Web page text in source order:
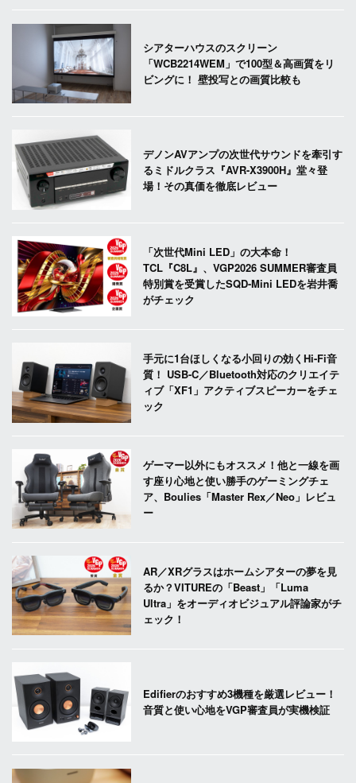
シアターハウスのスクリーン
「WCB2214WEM」で100型＆高画質をリ
ビングに！ 壁投写との画質比較も
デノンAVアンプの次世代サウンドを牽引す
るミドルクラス『AVR-X3900H』堂々登
場！その真価を徹底レビュー
「次世代Mini LED」の大本命！
TCL『C8L』、VGP2026 SUMMER審査員
特別賞を受賞したSQD-Mini LEDを岩井喬
がチェック
手元に1台ほしくなる小回りの効くHi-Fi音
質！ USB-C／Bluetooth対応のクリエイテ
ィブ「XF1」アクティブスピーカーをチェ
ック
ゲーマー以外にもオススメ！他と一線を画
す座り心地と使い勝手のゲーミングチェ
ア、Boulies「Master Rex／Neo」レビュ
ー
AR／XRグラスはホームシアターの夢を見
るか？VITUREの「Beast」「Luma
Ultra」をオーディオビジュアル評論家がチ
ェック！
Edifierのおすすめ3機種を厳選レビュー！
音質と使い心地をVGP審査員が実機検証